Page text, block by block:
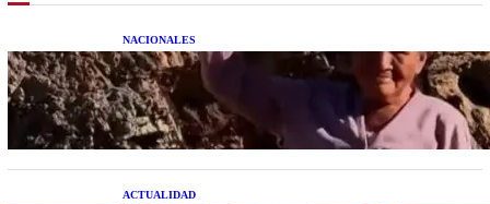
NACIONALES
Una mujer asegura haber peleado con un
extraterrestre cuerpo a cuerpo
ACTUALIDAD